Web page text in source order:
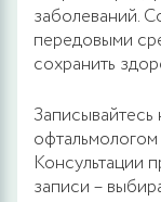
заболеваний.
передовыми
сохранить
Консультации
записи –